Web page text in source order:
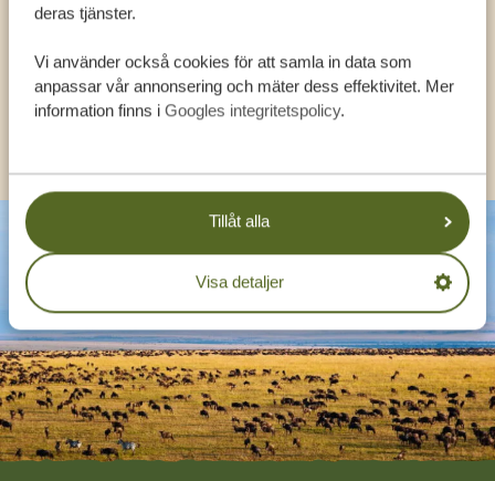
deras tjänster.
Vi använder också cookies för att samla in data som
anpassar vår annonsering och mäter dess effektivitet. Mer
information finns i Googles integritetspolicy.
Tillåt alla
Visa detaljer
SV:+31 174 788 108
Footer